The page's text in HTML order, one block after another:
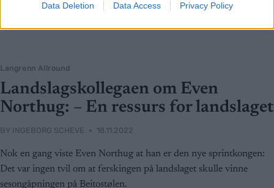
Data Deletion Data Access Privacy Policy
Langrenn Allround
Landslagskollegaen om Even
Northug: – En ressurs for landslaget
BY INGEBORG SCHEVE 18.11.2022
Nok en gang viste Even Northug at han er den nye sprintkongen:
Det var ingen tvil om at ferskingen på landslaget skulle vinne
sesongåpningen på Beitostølen.